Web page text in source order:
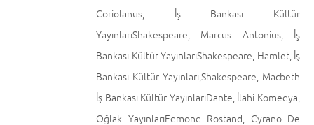
Coriolanus, İş Bankası Kültür
YayınlarıShakespeare, Marcus Antonius, İş
Bankası Kültür YayınlarıShakespeare, Hamlet, İş
Bankası Kültür Yayınları,Shakespeare, Macbeth
İş Bankası Kültür YayınlarıDante, İlahi Komedya,
Oğlak YayınlarıEdmond Rostand, Cyrano De